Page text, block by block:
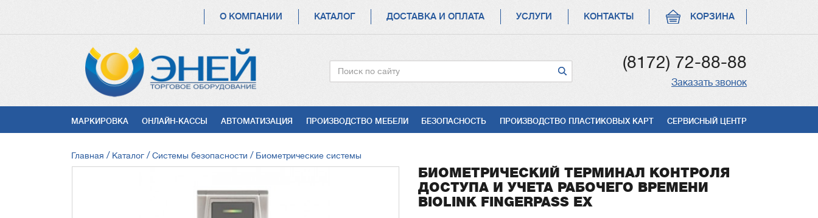
КОРЗИНА
НАВИГАЦИЯ
О КОМПАНИИ КАТАЛОГ ДОСТАВКА И ОПЛАТА УСЛУГИ КОНТАКТЫ
Поиск (8172) 72-88-88
Заказать звонок
УСЛУГИ
МАРКИРОВКА ОНЛАЙН-КАССЫ АВТОМАТИЗАЦИЯ ПРОИЗВОДСТВО МЕБЕЛИ БЕЗОПАСНОСТЬ ПРОИЗВОДСТВО ПЛАСТИКОВЫХ КАРТ СЕРВИСНЫЙ ЦЕНТР
СТРОКА
НАВИГАЦИИ
Главная Каталог Системы безопасности Биометрические системы
БИОМЕТРИЧЕСКИЙ ТЕРМИНАЛ КОНТРОЛЯ
ДОСТУПА И УЧЕТА РАБОЧЕГО ВРЕМЕНИ
BIOLINK FINGERPASS EX